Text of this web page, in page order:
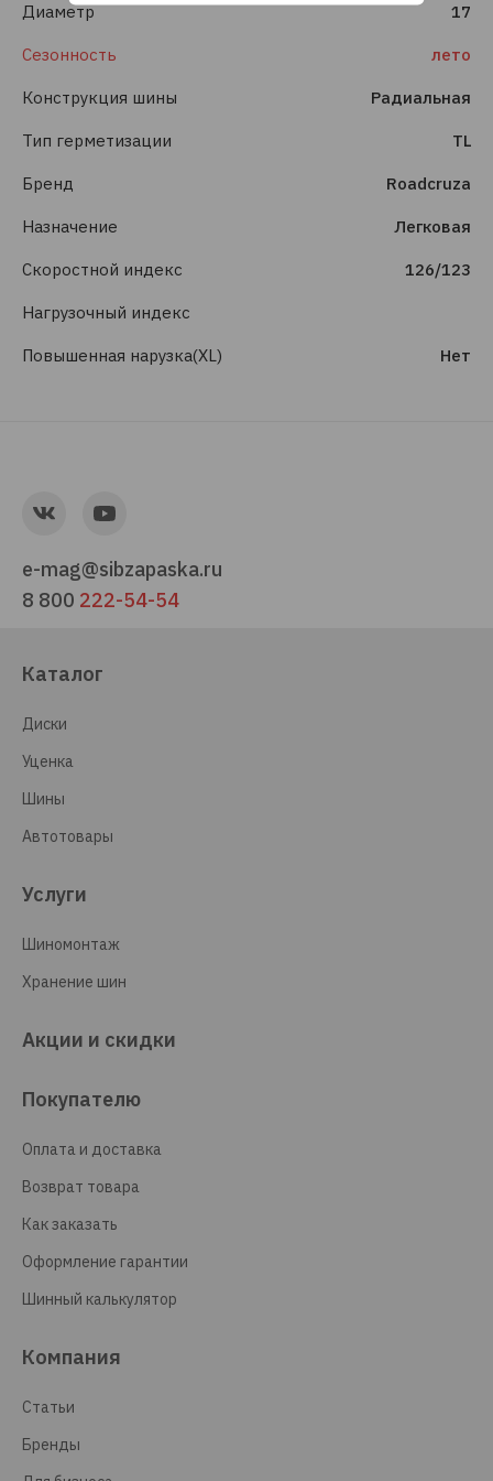
Диаметр 17
Сезонность лето
Конструкция шины Радиальная
Тип герметизации TL
Бренд Roadcruza
Назначение Легковая
Скоростной индекс 126/123
Нагрузочный индекс
Повышенная нарузка(XL) Нет
e-mag@sibzapaska.ru
8 800 222-54-54
Каталог
Диски
Уценка
Шины
Автотовары
Услуги
Шиномонтаж
Хранение шин
Акции и скидки
Покупателю
Оплата и доставка
Возврат товара
Как заказать
Оформление гарантии
Шинный калькулятор
Компания
Статьи
Бренды